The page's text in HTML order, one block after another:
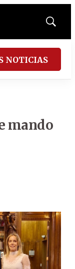
Mostrar
NOTICIAS
mando